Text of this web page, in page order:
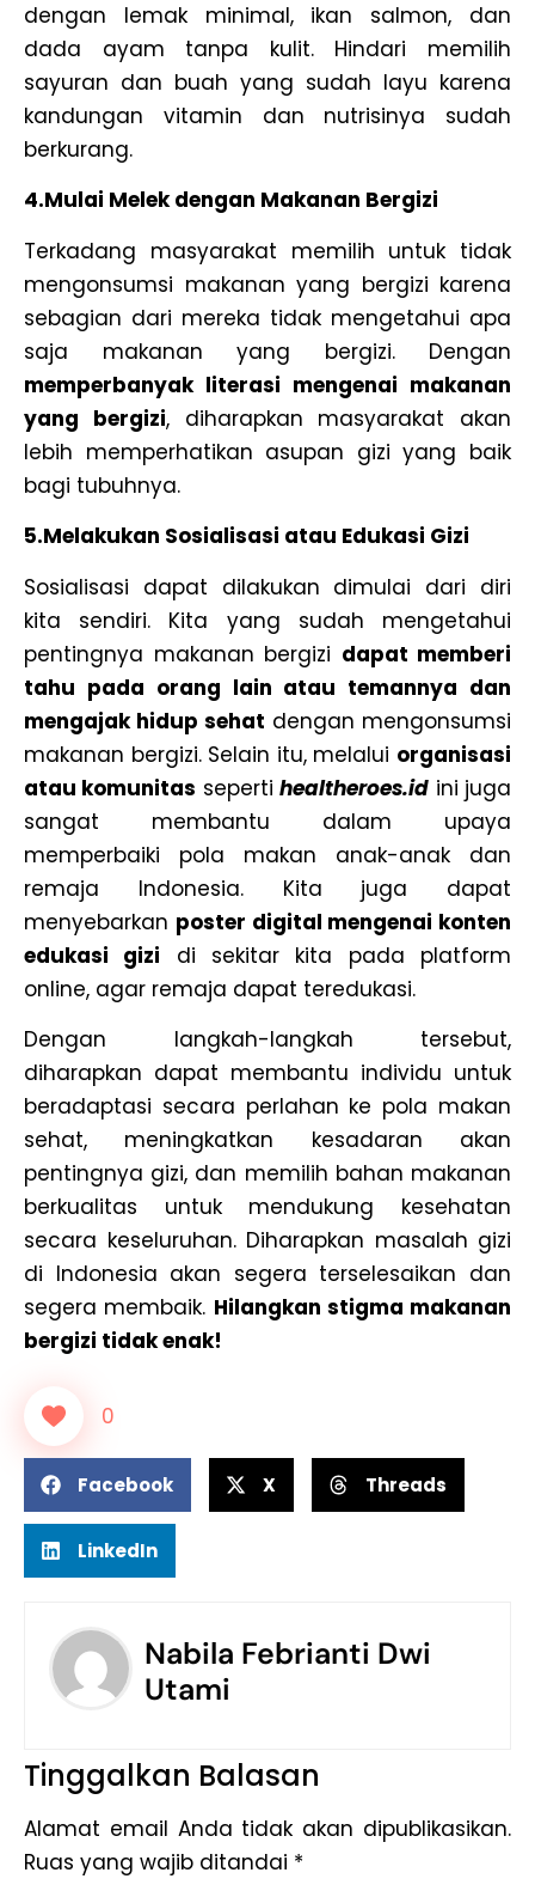
dengan lemak minimal, ikan salmon, dan
dada ayam tanpa kulit. Hindari memilih
sayuran dan buah yang sudah layu karena
kandungan vitamin dan nutrisinya sudah
berkurang.
4.Mulai Melek dengan Makanan Bergizi
Terkadang masyarakat memilih untuk tidak
mengonsumsi makanan yang bergizi karena
sebagian dari mereka tidak mengetahui apa
saja makanan yang bergizi. Dengan
memperbanyak literasi mengenai makanan
yang bergizi, diharapkan masyarakat akan
lebih memperhatikan asupan gizi yang baik
bagi tubuhnya.
5.Melakukan Sosialisasi atau Edukasi Gizi
Sosialisasi dapat dilakukan dimulai dari diri
kita sendiri. Kita yang sudah mengetahui
pentingnya makanan bergizi dapat memberi
tahu pada orang lain atau temannya dan
mengajak hidup sehat dengan mengonsumsi
makanan bergizi. Selain itu, melalui organisasi
atau komunitas sepertihealtheroes.id ini juga
sangat membantu dalam upaya
memperbaiki pola makan anak-anak dan
remaja Indonesia. Kita juga dapat
menyebarkan poster digital mengenai konten
edukasi gizi di sekitar kita pada platform
online, agar remaja dapat teredukasi.
Dengan langkah-langkah tersebut,
diharapkan dapat membantu individu untuk
beradaptasi secara perlahan ke pola makan
sehat, meningkatkan kesadaran akan
pentingnya gizi, dan memilih bahan makanan
berkualitas untuk mendukung kesehatan
secara keseluruhan. Diharapkan masalah gizi
di Indonesia akan segera terselesaikan dan
segera membaik. Hilangkan stigma makanan
bergizi tidak enak!
0
Facebook X Threads
LinkedIn
Nabila Febrianti Dwi
Utami
Tinggalkan Balasan
Alamat email Anda tidak akan dipublikasikan.
Ruas yang wajib ditandai *